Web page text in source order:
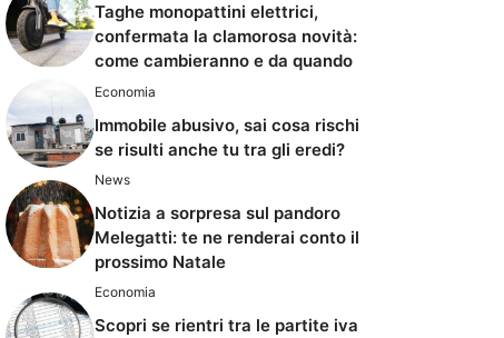
Taghe monopattini elettrici,
confermata la clamorosa novità:
come cambieranno e da quando
Economia
Immobile abusivo, sai cosa rischi
se risulti anche tu tra gli eredi?
News
Notizia a sorpresa sul pandoro
Melegatti: te ne renderai conto il
prossimo Natale
Economia
Scopri se rientri tra le partite iva